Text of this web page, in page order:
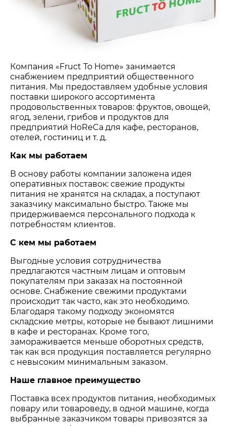
Компания «Fruct To Home» занимается
снабжением предприятий общественного
питания. Мы предоставляем удобные условия
поставки широкого ассортимента
продовольственных товаров: фруктов, овощей,
ягод, зелени, грибов и продуктов для
предприятий HoReCa для кафе, ресторанов,
отелей, гостиниц и т. д.
Как мы работаем
В основу работы компании заложена идея
оперативных поставок: свежие продукты
питания не хранятся на складах, а поступают
заказчику максимально быстро. Также мы
придерживаемся персонального подхода к
потребностям клиентов.
С кем мы работаем
Выгодные условия сотрудничества
предлагаются частным лицам и оптовым
покупателям при заказах на постоянной
основе. Снабжение свежими продуктами
происходит так часто, как это необходимо.
Благодаря такому подходу экономятся
складские метры, которые не бывают лишними
в кафе и ресторанах. Кроме того,
замораживается меньше оборотных средств,
так как вся продукция поставляется регулярно
с невысоким минимальным заказом.
Наше главное преимущество
Поставка всех продуктов питания, необходимых
повару или товароведу, в одной машине, когда
выбранные заказчиком товары привозятся за